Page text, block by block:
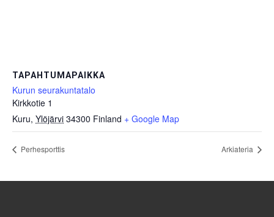
TAPAHTUMAPAIKKA
Kurun seurakuntatalo
Kirkkotie 1
Kuru, Ylöjärvi 34300 Finland + Google Map
Perhesporttis Arkiateria